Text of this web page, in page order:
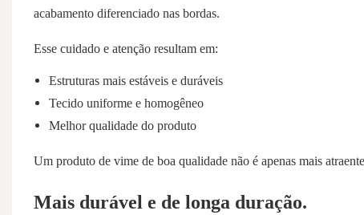
acabamento diferenciado nas bordas.
Esse cuidado e atenção resultam em:
Estruturas mais estáveis ​​e duráveis
Tecido uniforme e homogêneo
Melhor qualidade do produto
Um produto de vime de boa qualidade não é apenas mais
Mais durável e de longa duração.